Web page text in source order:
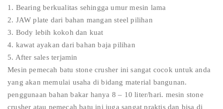
1. Bearing berkualitas sehingga umur mesin lama
2. JAW plate dari bahan mangan steel pilihan
3. Body lebih kokoh dan kuat
4. kawat ayakan dari bahan baja pilihan
5. After sales terjamin
Mesin pemecah batu stone crusher ini sangat cocok untuk anda
yang akan memulai usaha di bidang material bangunan.
penggunaan bahan bakar hanya 8 – 10 liter/hari. mesin stone
crusher atau pemecah batu ini juga sangat praktis dan bisa di